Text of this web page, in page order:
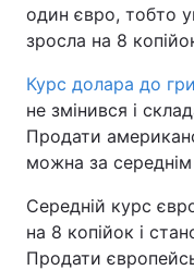
один євро, тобто
зросла на 8
Курс долара до
не змінився і
Продати
можна за
Середній курс
на 8 копійок і
Продати